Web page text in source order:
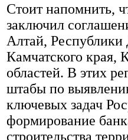
Стоит напомнить,
заключил
Алтай, Республики
Камчатского края,
областей. В этих
штабы по
ключевых задач
формирование
строительства